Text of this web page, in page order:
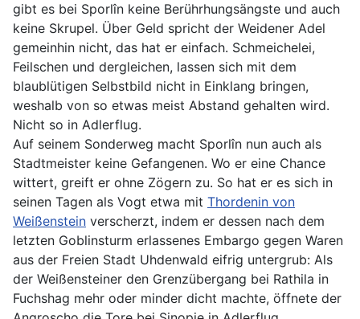
gibt es bei Sporlîn keine Berührhungsängste und auch
keine Skrupel. Über Geld spricht der Weidener Adel
gemeinhin nicht, das hat er einfach. Schmeichelei,
Feilschen und dergleichen, lassen sich mit dem
blaublütigen Selbstbild nicht in Einklang bringen,
weshalb von so etwas meist Abstand gehalten wird.
Nicht so in Adlerflug.
Auf seinem Sonderweg macht Sporlîn nun auch als
Stadtmeister keine Gefangenen. Wo er eine Chance
wittert, greift er ohne Zögern zu. So hat er es sich in
seinen Tagen als Vogt etwa mit Thordenin von
Weißenstein verscherzt, indem er dessen nach dem
letzten Goblinsturm erlassenes Embargo gegen Waren
aus der Freien Stadt Uhdenwald eifrig untergrub: Als
der Weißensteiner den Grenzübergang bei Rathila in
Fuchshag mehr oder minder dicht machte, öffnete der